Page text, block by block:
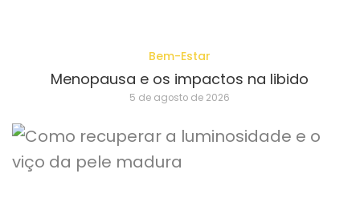
Bem-Estar
Menopausa e os impactos na libido
5 de agosto de 2026